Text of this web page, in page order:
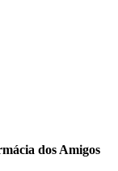
dos Amigos